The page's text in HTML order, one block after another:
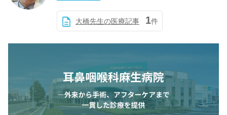
大橋先生の医療記事 1件